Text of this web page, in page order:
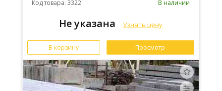
Код товара: 3322 В наличии
Не указана Узнать цену
В корзину Просмотр